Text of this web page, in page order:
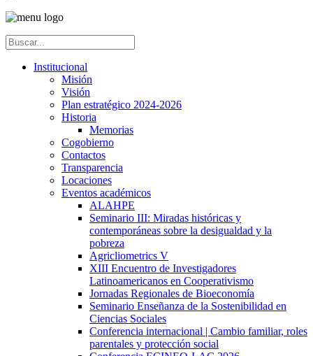
Institucional
Misión
Visión
Plan estratégico 2024-2026
Historia
Memorias
Cogobierno
Contactos
Transparencia
Locaciones
Eventos académicos
ALAHPE
Seminario III: Miradas históricas y
contemporáneas sobre la desigualdad y la
pobreza
Agricliometrics V
XIII Encuentro de Investigadores
Latinoamericanos en Cooperativismo
Jornadas Regionales de Bioeconomía
Seminario Enseñanza de la Sostenibilidad en
Ciencias Sociales
Conferencia internacional | Cambio familiar, roles
parentales y protección social